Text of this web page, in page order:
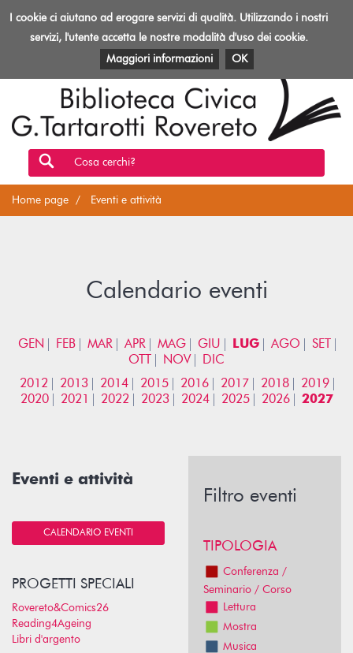
Toggle
Biblioteca
Rovereto
EVENTI E ATTIVITÀ PATRIMONIO E RISORSE
Cosa cerchi?
Home page Eventi e attività
Calendario eventi
GEN FEB MAR APR MAG GIU LUG AGO
SET
OTT
NOV
DIC
2012
2013 2014 2015 2016 2017 2018
2019
2020
2021 2022 2023 2024 2025 2026 2027
Eventi e attività
CALENDARIO EVENTI
PROGETTI SPECIALI
Rovereto&Comics26
Reading4Ageing
Libri d'argento
Filtro eventi
TIPOLOGIA
Conferenza /
Seminario / Corso
Lettura
Mostra
Musica
I cookie ci aiutano ad erogare servizi di qualità. Utilizzando i nostri
servizi, l'utente accetta le nostre modalità d'uso dei cookie.
Maggiori informazioni
OK